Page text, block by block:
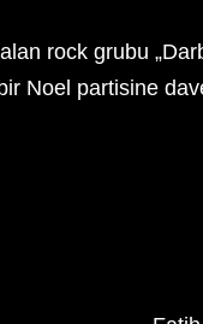
rock grubu
Noel partisine